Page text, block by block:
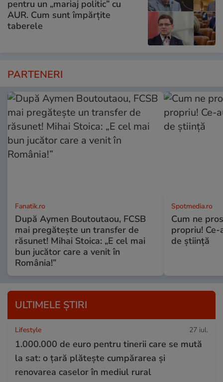
pentru un „mariaj politic” cu
AUR. Cum sunt împărțite
taberele
PARTENERI
Fanatik.ro
După Aymen Boutoutaou, FCSB
mai pregătește un transfer de
răsunet! Mihai Stoica: „E cel mai
bun jucător care a venit în
România!”
Spotmedia.ro
Cum ne
propriu!
de știință
ULTIMELE ȘTIRI
Lifestyle 27 iul.
1.000.000 de euro pentru tinerii care se mută
la sat: o țară plătește cumpărarea și
renovarea caselor în mediul rural